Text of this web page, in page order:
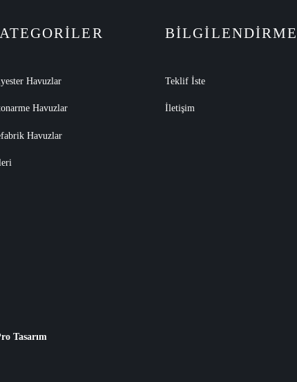
Havuzlar
Havuzlar
Havuzlar
BILGILENDIRME
Teklif İste
İletişim
Tasarım